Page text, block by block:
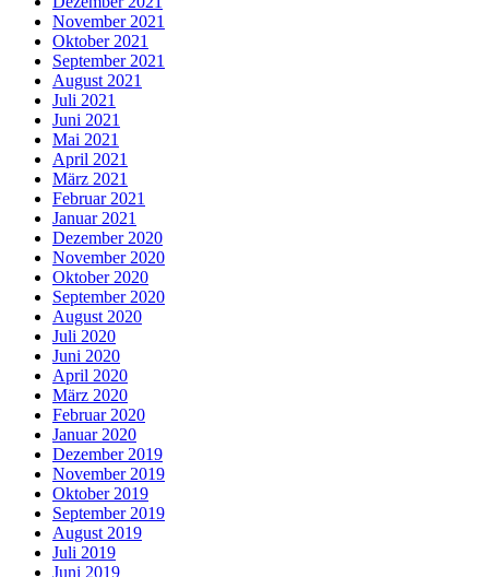
November 2021
Oktober 2021
September 2021
August 2021
Juli 2021
Juni 2021
Mai 2021
April 2021
März 2021
Februar 2021
Januar 2021
Dezember 2020
November 2020
Oktober 2020
September 2020
August 2020
Juli 2020
Juni 2020
April 2020
März 2020
Februar 2020
Januar 2020
Dezember 2019
November 2019
Oktober 2019
September 2019
August 2019
Juli 2019
Juni 2019